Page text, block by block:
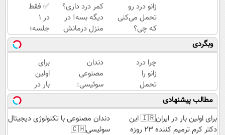
زانو درد رو
تحمل می‌کنی
که چی؟
راه‌حلش
همین‌جاست!
کمر درد داری؟
دیگه بسه! در
منزل درمانش
کن
(◀پرسش‌نامه)
✅ فقط
در 1
جلسه؛
پوستت
رو ببین
که
چطور
جوون‌تر
می‌شه
وبگردی
چرا درد
زانو را
تحمل
می‌کنی؟
خیلی
ساده
درمنزل
دندان
مصنوعی
سوئیسی:
جدیدترین
فناوری
اروپا،
سبک و
برای
اولین
بار در
ایران
🇮🇷
این
مطالب پیشنهادی
برای اولین بار در ایران🇮🇷 این
دکتر کرم ترمیم کننده 23 روزه
دندان مصنوعی با تکنولوژی دیجیتال
سوئیسی🇨🇭